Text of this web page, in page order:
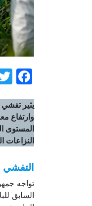
يثير تفشي
وارتفاع
المستوى
التفشي